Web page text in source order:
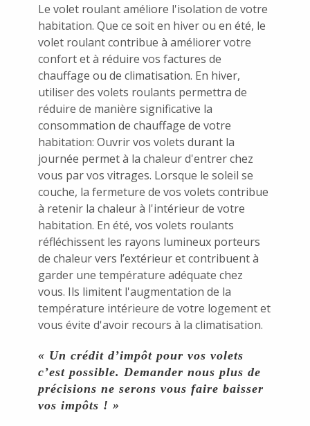
Le volet roulant améliore l'isolation de votre
habitation. Que ce soit en hiver ou en été, le
volet roulant contribue à améliorer votre
confort et à réduire vos factures de
chauffage ou de climatisation. En hiver,
utiliser des volets roulants permettra de
réduire de manière significative la
consommation de chauffage de votre
habitation: Ouvrir vos volets durant la
journée permet à la chaleur d'entrer chez
vous par vos vitrages. Lorsque le soleil se
couche, la fermeture de vos volets contribue
à retenir la chaleur à l'intérieur de votre
habitation. En été, vos volets roulants
réfléchissent les rayons lumineux porteurs
de chaleur vers l’extérieur et contribuent à
garder une température adéquate chez
vous. Ils limitent l'augmentation de la
température intérieure de votre logement et
vous évite d'avoir recours à la climatisation.
« Un crédit d’impôt pour vos volets
c’est possible. Demander nous plus de
précisions ne serons vous faire baisser
vos impôts ! »